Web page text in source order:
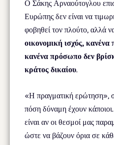
Ο Σάκης Αρναούτογλου
Ευρώπης δεν είναι να
φοβηθεί τον πλούτο, αλλά
οικονομική ισχύς, κανένα
κανένα πρόσωπο δεν
κράτος δικαίου.
«Η πραγματική ερώτηση»,
πόση δύναμη έχουν
είναι αν οι θεσμοί μας
ώστε να βάζουν όρια σε